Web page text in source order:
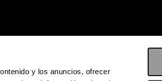
y los anuncios, ofrecer